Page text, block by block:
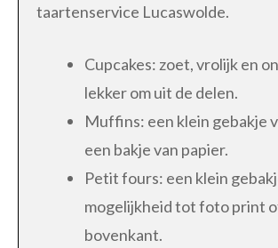
taartenservice Lucaswolde.
Cupcakes: zoet, vrolijk en
lekker om uit de delen.
Muffins: een klein gebakje
een bakje van papier.
Petit fours: een klein
mogelijkheid tot foto print
bovenkant.